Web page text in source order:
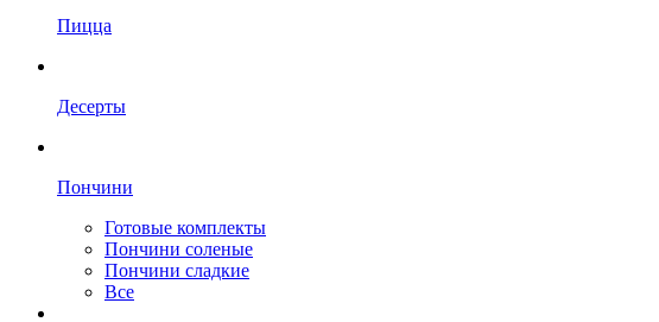
Пицца
Десерты
Пончини
Готовые комплекты
Пончини соленые
Пончини сладкие
Все